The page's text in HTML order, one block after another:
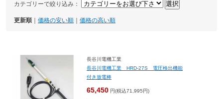
カテゴリーで絞り込み：
更新順 価格の安い順 価格の高い順
長谷川電機工業
長谷川電機工業 HRD-27S 電圧検出機能
付き放電棒
65,450 円(税込71,995円)